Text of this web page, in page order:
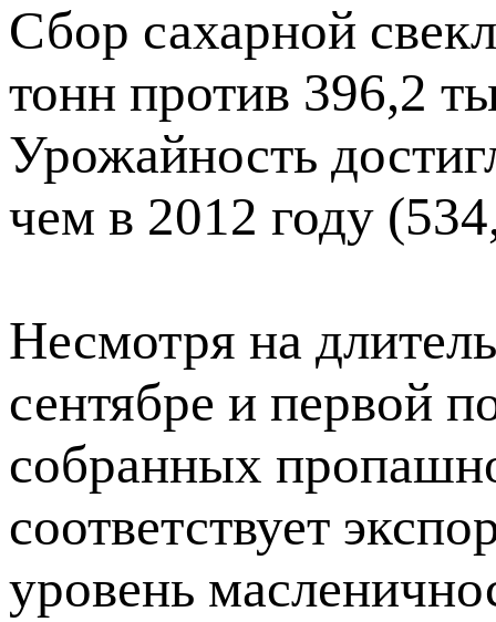
Сбор сахарной
тонн против 396,2
Урожайность
чем в 2012 году
Несмотря на
сентябре и первой
собранных
соответствует
уровень